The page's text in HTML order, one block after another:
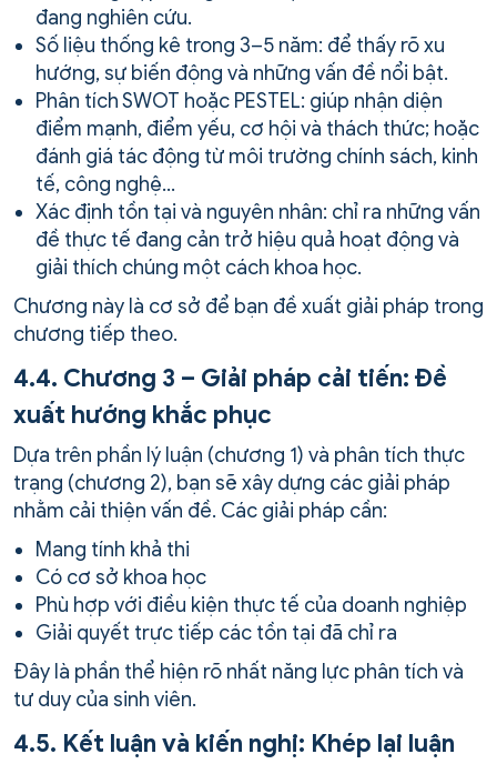
đang nghiên cứu.
Số liệu thống kê trong 3–5 năm: để thấy rõ xu
hướng, sự biến động và những vấn đề nổi bật.
Phân tích SWOT hoặc PESTEL: giúp nhận diện
điểm mạnh, điểm yếu, cơ hội và thách thức; hoặc
đánh giá tác động từ môi trường chính sách, kinh
tế, công nghệ…
Xác định tồn tại và nguyên nhân: chỉ ra những vấn
đề thực tế đang cản trở hiệu quả hoạt động và
giải thích chúng một cách khoa học.
Chương này là cơ sở để bạn đề xuất giải pháp trong
chương tiếp theo.
4.4. Chương 3 – Giải pháp cải tiến: Đề
xuất hướng khắc phục
Dựa trên phần lý luận (chương 1) và phân tích thực
trạng (chương 2), bạn sẽ xây dựng các giải pháp
nhằm cải thiện vấn đề. Các giải pháp cần:
Mang tính khả thi
Có cơ sở khoa học
Phù hợp với điều kiện thực tế của doanh nghiệp
Giải quyết trực tiếp các tồn tại đã chỉ ra
Đây là phần thể hiện rõ nhất năng lực phân tích và
tư duy của sinh viên.
4.5. Kết luận và kiến nghị: Khép lại luận